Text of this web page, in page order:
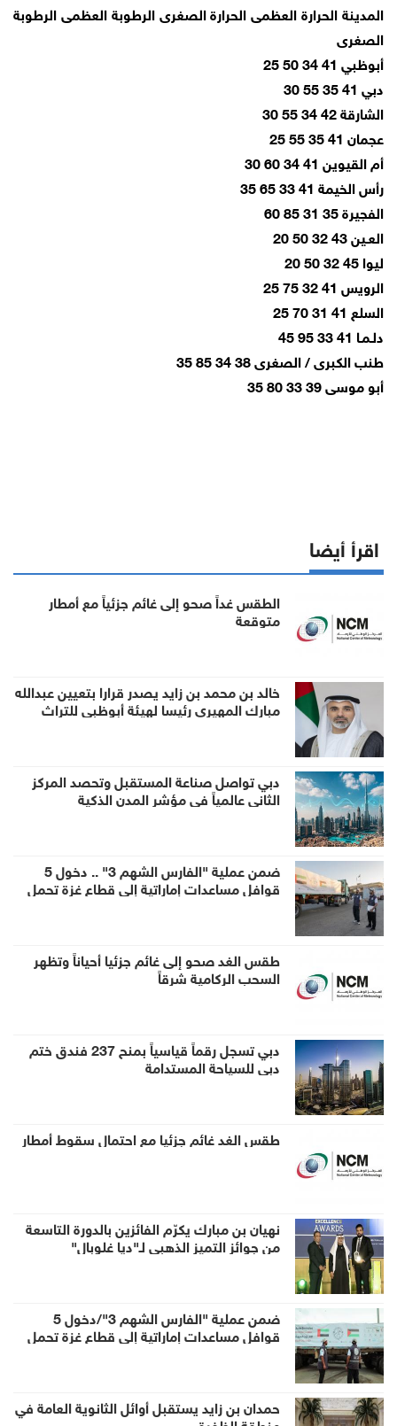
المدينة الحرارة العظمى الحرارة الصغرى الرطوبة العظمى الرطوبة
الصغرى
أبوظبي 41 34 50 25
دبي 41 35 55 30
الشارقة 42 34 55 30
عجمان 41 35 55 25
أم القيوين 41 34 60 30
رأس الخيمة 41 33 65 35
الفجيرة 35 31 85 60
العـين 43 32 50 20
ليوا 45 32 50 20
الرويس 41 32 75 25
السلع 41 31 70 25
دلـمـا 41 33 95 45
طنب الكبرى / الصغرى 38 34 85 35
أبو موسى 39 33 80 35
اقرأ أيضا
الطقس غداً صحو إلى غائم جزئياً مع أمطار
متوقعة
خالد بن محمد بن زايد يصدر قرارا بتعيين عبدالله
مبارك المهيري رئيسا لهيئة أبوظبي للتراث
دبي تواصل صناعة المستقبل وتحصد المركز
الثاني عالمياً في مؤشر المدن الذكية
ضمن عملية "الفارس الشهم 3" .. دخول 5
قوافل مساعدات إماراتية إلى قطاع غزة تحمل
طقس الغد صحو إلى غائم جزئيا أحياناً وتظهر
السحب الركامية شرقاً
دبي تسجل رقماً قياسياً بمنح 237 فندق ختم
دبي للسياحة المستدامة
طقس الغد غائم جزئيا مع احتمال سقوط أمطار
نهيان بن مبارك يكرّم الفائزين بالدورة التاسعة
من جوائز التميز الذهبي لـ"ديا غلوبال"
ضمن عملية "الفارس الشهم 3"/دخول 5
قوافل مساعدات إماراتية إلى قطاع غزة تحمل
حمدان بن زايد يستقبل أوائل الثانوية العامة في